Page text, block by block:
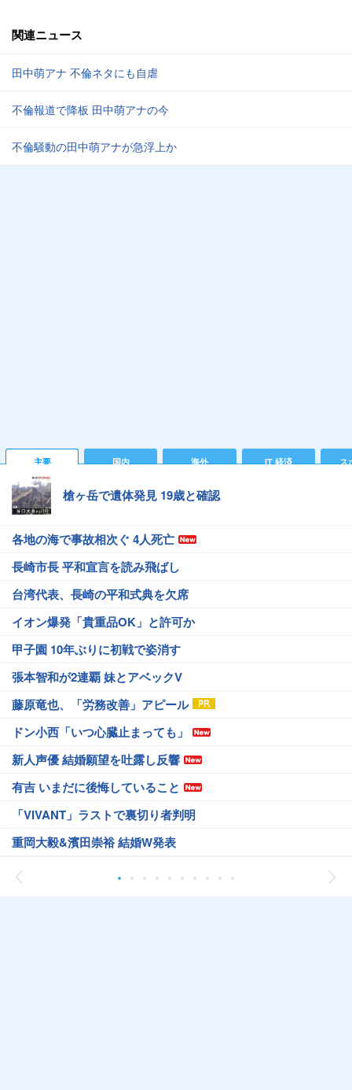
関連ニュース
田中萌アナ 不倫ネタにも自虐
不倫報道で降板 田中萌アナの今
不倫騒動の田中萌アナが急浮上か
主要 国内 海外 IT 経済 ス
槍ヶ岳で遺体発見 19歳と確認
各地の海で事故相次ぐ 4人死亡
長崎市長 平和宣言を読み飛ばし
台湾代表、長崎の平和式典を欠席
イオン爆発「貴重品OK」と許可か
甲子園 10年ぶりに初戦で姿消す
張本智和が2連覇 妹とアベックV
藤原竜也、「労務改善」アピール
ドン小西「いつ心臓止まっても」
新人声優 結婚願望を吐露し反響
有吉 いまだに後悔していること
「VIVANT」ラストで裏切り者判明
重岡大毅&濱田崇裕 結婚W発表